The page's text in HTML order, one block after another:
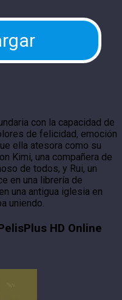
con la capacidad de
de felicidad, emoción
ella atesora como su
Kimi, una compañera de
de todos, y Rui, un
en una librería de
una antigua iglesia en
uniendo.
HD Online